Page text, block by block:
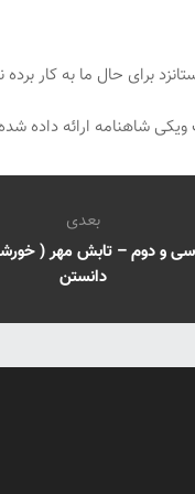
برای حال ما به کار برده
شاهنامه ارائه داده
بعدی
دوم – تابش مهر ( خورشید
دانستن